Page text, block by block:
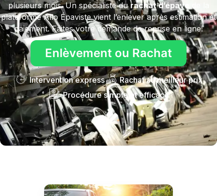
plusieurs mois. Un spécialiste durachat d’épave de la
plateforme Allo Épaviste vient l’enlever après estimation et
paiement. Faites votre demande de reprise en ligne.
Enlèvement ou Rachat
Intervention express
Rachat au meilleur prix
Procédure simple et efficace